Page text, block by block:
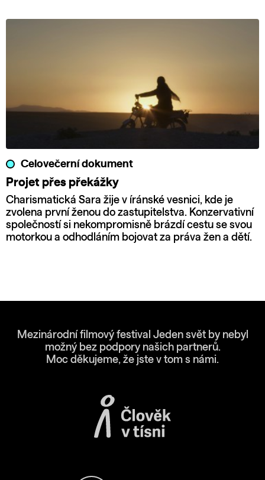
Celovečerní dokument
Projet přes překážky
Charismatická Sara žije v íránské vesnici, kde je
zvolena první ženou do zastupitelstva. Konzervativní
společností si nekompromisně brázdí cestu se svou
motorkou a odhodláním bojovat za práva žen a dětí.
Mezinárodní filmový festival Jeden svět by nebyl
možný bez podpory našich partnerů.
Moc děkujeme, že jste v tom s námi.